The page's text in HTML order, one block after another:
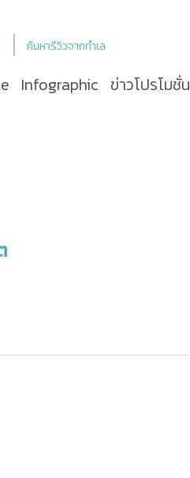
ค้นหารีวิวจากทำเล
Infographic ข่าวโปรโมชั่น